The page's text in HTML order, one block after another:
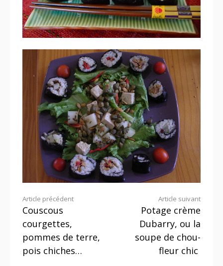
Lire
la
suite
Article précédent
Couscous
courgettes,
pommes de terre,
pois chiches…
Article suivant
Potage crème
Dubarry, ou la
soupe de chou-
fleur chic